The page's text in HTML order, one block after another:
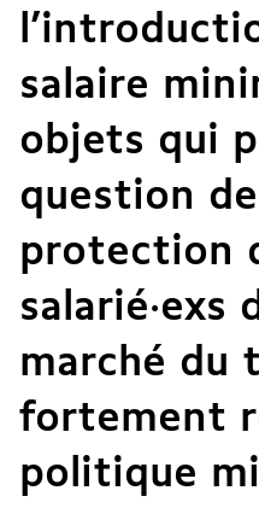
salaire
objets qui
question
protection
salarié·exs
marché du
fortement
politique